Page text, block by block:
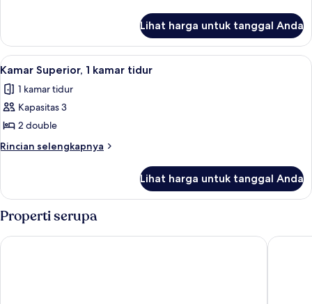
King,
balkon,
pemandangan
kolam
renang
Kamar
Junior,
1
Tidur
King,
pemandangan
kolam
renang
Lihat harga untuk tanggal Anda
Lihat
semua
foto
untuk
Kamar
Superior,
tidur
Kamar Superior, 1 kamar tidur |
5
Kamar Superior, 1 kamar tidur
1 kamar tidur
Kapasitas 3
2 double
Rincian selengkapnya
Rincian
Kamar
Superior,
1
kamar
tidur
Lihat harga untuk tanggal Anda
Properti serupa
Golf View Hotel